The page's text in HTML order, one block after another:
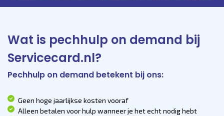
Wat is pechhulp on demand bij
Servicecard.nl?
Pechhulp on demand betekent bij ons:
Geen hoge jaarlijkse kosten vooraf
Alleen betalen voor hulp wanneer je het echt nodig hebt